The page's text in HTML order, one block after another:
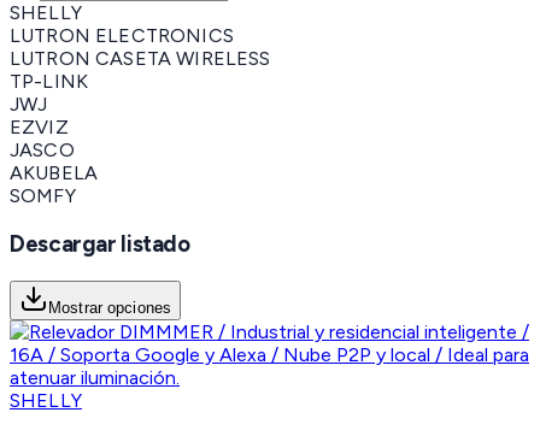
SHELLY
LUTRON ELECTRONICS
LUTRON CASETA WIRELESS
TP-LINK
JWJ
EZVIZ
JASCO
AKUBELA
SOMFY
Descargar listado
Mostrar opciones
SHELLY